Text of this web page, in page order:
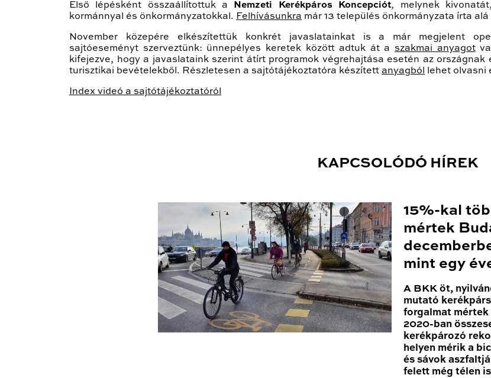
Első lépésként összaállítottuk a Nemzeti Kerékpáros Koncepciót, melynek
kormánnyal és önkormányzatokkal. Felhívásunkra már 13 település önkormányzata írta
November közepére elkészítettük konkrét javaslatainkat is a már megjelent
sajtóeseményt szerveztünk: ünnepélyes keretek között adtuk át a szakmai anyagot
kifejezve, hogy a javaslataink szerint átírt programok végrehajtása esetén az
turisztikai bevételekből. Részletesen a sajtótájékoztatóra készített anyagból lehet olvasni
Index videó a sajtótájékoztatóról
KAPCSOLÓDÓ HÍREK
15%-kal
mértek
mint egy
A BKK öt,
mutató
forgalmat mértek
2020-ban
kerékpározó
helyen mérik a
és sávok
felett még télen